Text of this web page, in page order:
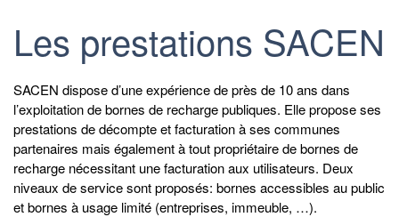
Les prestations SACEN
SACEN dispose d’une expérience de près de 10 ans dans
l’exploitation de bornes de recharge publiques. Elle propose ses
prestations de décompte et facturation à ses communes
partenaires mais également à tout propriétaire de bornes de
recharge nécessitant une facturation aux utilisateurs. Deux
niveaux de service sont proposés: bornes accessibles au public
et bornes à usage limité (entreprises, immeuble, …).